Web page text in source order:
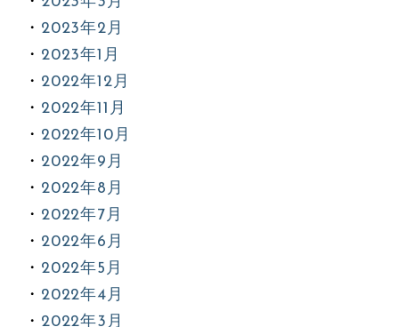
2023年2月
2023年1月
2022年12月
2022年11月
2022年10月
2022年9月
2022年8月
2022年7月
2022年6月
2022年5月
2022年4月
2022年3月